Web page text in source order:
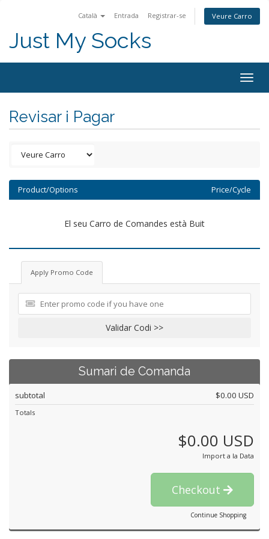
Català Entrada Registrar-se Veure Carro
Just My Socks
Revisar i Pagar
Product/Options Price/Cycle
El seu Carro de Comandes està Buit
Apply Promo Code
Validar Codi >>
Sumari de Comanda
subtotal $0.00 USD
Totals
$0.00 USD
Import a la Data
Checkout
Continue Shopping